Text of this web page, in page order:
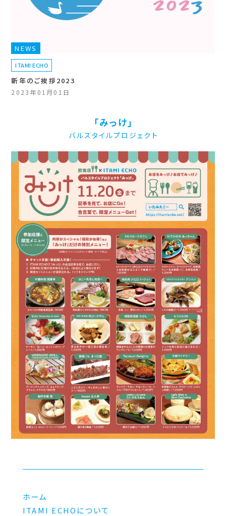
NEWS
ITAMI ECHO
新年のご挨拶2023
2023年01月01日
「みっけ」
バルスタイルプロジェクト
ホーム
ITAMI ECHOについて